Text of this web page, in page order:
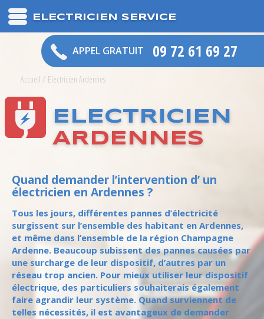
ELECTRICIEN SERVICE
APPEL GRATUIT 09 72 61 69 27
Accueil / Electricien Ardennes
ELECTRICIEN
ARDENNES
Quand demander l’intervention d’ un
électricien en Ardennes ?
Tous les jours, différentes pannes d’électricité
surgissent sur l’ensemble des habitant en Ardennes,
et même dans l’ensemble de la région Champagne
Ardenne. Beaucoup subissent des pannes causées par
une surcharge de leur dispositif, d’autres par un
réseau trop ancien. Pour mieux utiliser leur dispositif
électrique, des particuliers souhaiterais également
faire agrandir leur système. Quand surviennent de
telles nécessités, il est avantageux de demander